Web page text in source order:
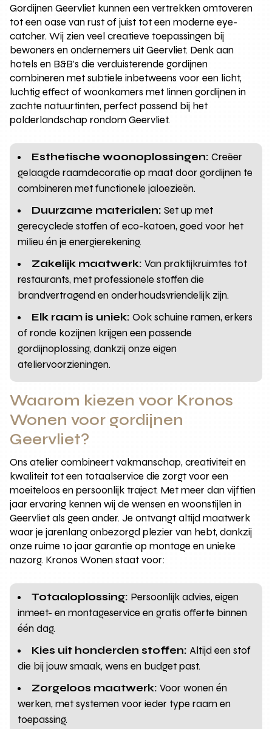
Gordijnen Geervliet kunnen een vertrekken omtoveren
tot een oase van rust of juist tot een moderne eye-
catcher. Wij zien veel creatieve toepassingen bij
bewoners en ondernemers uit Geervliet. Denk aan
hotels en B&B’s die verduisterende gordijnen
combineren met subtiele inbetweens voor een licht,
luchtig effect of woonkamers met linnen gordijnen in
zachte natuurtinten, perfect passend bij het
polderlandschap rondom Geervliet.
Esthetische woonoplossingen: Creëer
gelaagde raamdecoratie op maat door gordijnen te
combineren met functionele jaloezieën.
Duurzame materialen: Set up met
gerecyclede stoffen of eco-katoen, goed voor het
milieu én je energierekening.
Zakelijk maatwerk: Van praktijkruimtes tot
restaurants, met professionele stoffen die
brandvertragend en onderhoudsvriendelijk zijn.
Elk raam is uniek: Ook schuine ramen, erkers
of ronde kozijnen krijgen een passende
gordijnoplossing, dankzij onze eigen
ateliervoorzieningen.
Waarom kiezen voor Kronos
Wonen voor gordijnen
Geervliet?
Ons atelier combineert vakmanschap, creativiteit en
kwaliteit tot een totaalservice die zorgt voor een
moeiteloos en persoonlijk traject. Met meer dan vijftien
jaar ervaring kennen wij de wensen en woonstijlen in
Geervliet als geen ander. Je ontvangt altijd maatwerk
waar je jarenlang onbezorgd plezier van hebt, dankzij
onze ruime 10 jaar garantie op montage en unieke
nazorg. Kronos Wonen staat voor:
Totaaloplossing: Persoonlijk advies, eigen
inmeet- en montageservice en gratis offerte binnen
één dag.
Kies uit honderden stoffen: Altijd een stof
die bij jouw smaak, wens en budget past.
Zorgeloos maatwerk: Voor wonen én
werken, met systemen voor ieder type raam en
toepassing.